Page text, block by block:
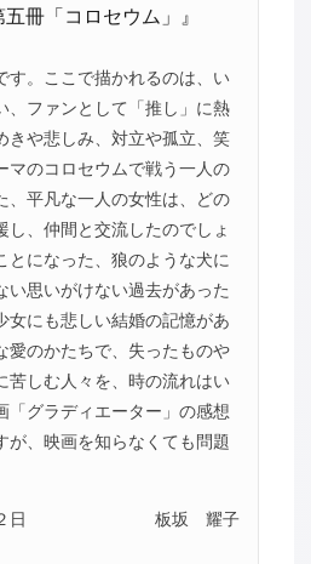
五冊「コロセウム」』
す。ここで描かれるのは、い
、ファンとして「推し」に熱
きや悲しみ、対立や孤立、笑
マのコロセウムで戦う一人の
、平凡な一人の女性は、どの
し、仲間と交流したのでしょ
とになった、狼のような犬に
い思いがけない過去があった
女にも悲しい結婚の記憶があ
愛のかたちで、失ったものや
苦しむ人々を、時の流れはい
「グラディエーター」の感想
が、映画を知らなくても問題
日 板坂 耀子